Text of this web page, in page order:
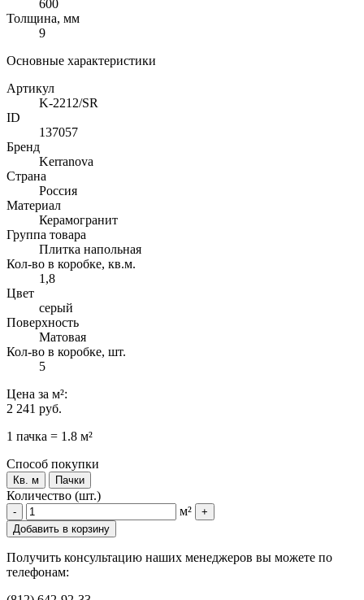
600
Толщина, мм
9
Основные характеристики
Артикул
K-2212/SR
ID
137057
Бренд
Kerranova
Страна
Россия
Материал
Керамогранит
Группа товара
Плитка напольная
Кол-во в коробке, кв.м.
1,8
Цвет
серый
Поверхность
Матовая
Кол-во в коробке, шт.
5
Цена за м²:
2 241 руб.
1 пачка = 1.8 м²
Способ покупки
Кв. м Пачки
Количество (шт.)
- м²
+
Добавить в корзину
Получить консультацию наших менеджеров вы можете по
телефонам: